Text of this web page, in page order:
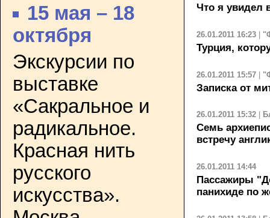
15 мая – 18
октября
Экскурсии по
выставке
«Сакральное и
радикальное.
Красная нить
русского
искусства».
Что я увидел
26.01.2011 16:23
Турция,
26.01.2011 15:57 |
Записка от
26.01.2011 15:32
Семь
встречу
26.01.2011 14:44
Пассажиры
панихиде по